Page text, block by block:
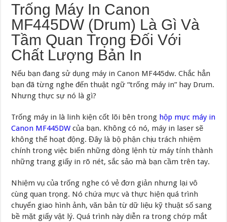
Trống Máy In Canon
MF445DW (Drum) Là Gì Và
Tầm Quan Trọng Đối Với
Chất Lượng Bản In
Nếu bạn đang sử dụng máy in Canon MF445dw. Chắc hẳn
bạn đã từng nghe đến thuật ngữ “trống máy in” hay Drum.
Nhưng thực sự nó là gì?
Trống máy in là linh kiện cốt lõi bên trong hộp mực máy in
Canon MF445DW của bạn. Không có nó, máy in laser sẽ
không thể hoạt động. Đây là bộ phận chịu trách nhiệm
chính trong việc biến những dòng lệnh từ máy tính thành
những trang giấy in rõ nét, sắc sảo mà bạn cầm trên tay.
Nhiệm vụ của trống nghe có vẻ đơn giản nhưng lại vô
cùng quan trọng. Nó chứa mực và thực hiện quá trình
chuyển giao hình ảnh, văn bản từ dữ liệu kỹ thuật số sang
bề mặt giấy vật lý. Quá trình này diễn ra trong chớp mắt